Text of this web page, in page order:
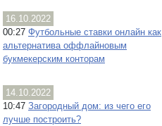
16.10.2022
00:27 Футбольные ставки онлайн как
альтернатива оффлайновым
букмекерским конторам
14.10.2022
10:47 Загородный дом: из чего его
лучше построить?